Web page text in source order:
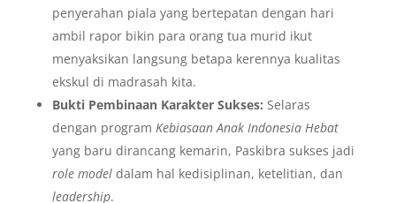
penyerahan piala yang bertepatan dengan hari
ambil rapor bikin para orang tua murid ikut
menyaksikan langsung betapa kerennya kualitas
ekskul di madrasah kita.
Bukti Pembinaan Karakter Sukses: Selaras
dengan program Kebiasaan Anak Indonesia Hebat
yang baru dirancang kemarin, Paskibra sukses jadi
role modeldalam hal kedisiplinan, ketelitian, dan
leadership.